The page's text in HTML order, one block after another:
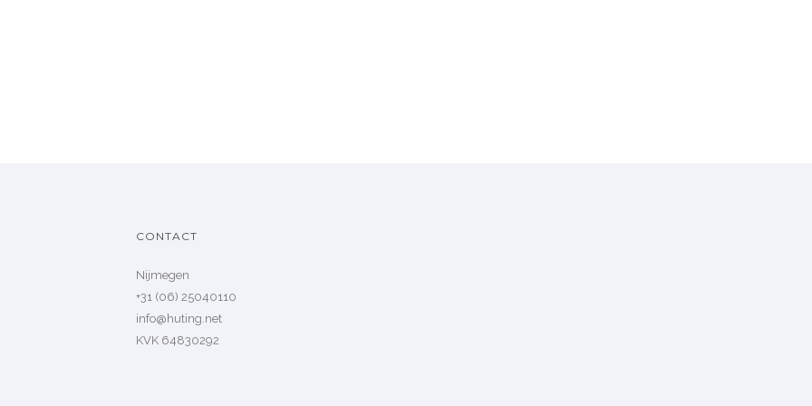
CONTACT
Nijmegen
+31 (06) 25040110
info@huting.net
KVK 64830292